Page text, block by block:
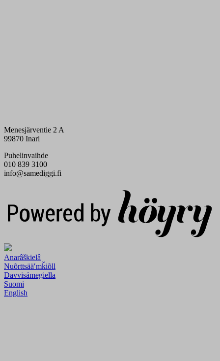
Menesjärventie 2 A
99870 Inari
Puhelinvaihde
010 839 3100
info@samediggi.fi
Anarâškielâ
Nuõrttsääʹmǩiõll
Davvisámegiella
Suomi
English